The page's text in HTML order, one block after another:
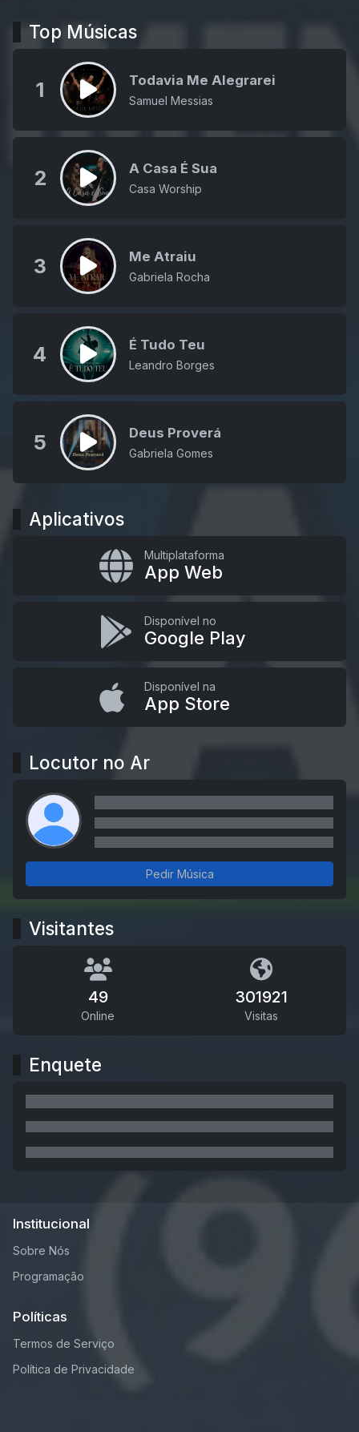
Top Músicas
1 Todavia Me Alegrarei
Samuel Messias
2 A Casa É Sua
Casa Worship
3 Me Atraiu
Gabriela Rocha
4 É Tudo Teu
Leandro Borges
5 Deus Proverá
Gabriela Gomes
Aplicativos
Multiplataforma
App Web
Disponível no
Google Play
Disponível na
App Store
Locutor no Ar
Pedir Música
Visitantes
49
Online
301921
Visitas
Enquete
Institucional
Sobre Nós
Programação
Políticas
Termos de Serviço
Política de Privacidade